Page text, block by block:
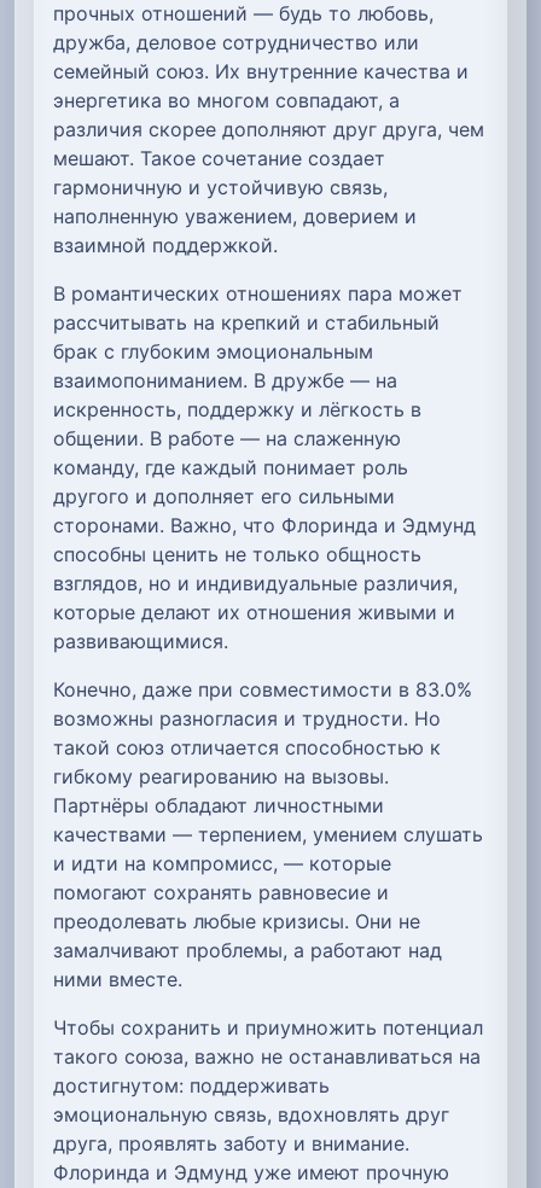
прочных отношений — будь то любовь,
дружба, деловое сотрудничество или
семейный союз. Их внутренние качества и
энергетика во многом совпадают, а
различия скорее дополняют друг друга, чем
мешают. Такое сочетание создает
гармоничную и устойчивую связь,
наполненную уважением, доверием и
взаимной поддержкой.
В романтических отношениях пара может
рассчитывать на крепкий и стабильный
брак с глубоким эмоциональным
взаимопониманием. В дружбе — на
искренность, поддержку и лёгкость в
общении. В работе — на слаженную
команду, где каждый понимает роль
другого и дополняет его сильными
сторонами. Важно, что Флоринда и Эдмунд
способны ценить не только общность
взглядов, но и индивидуальные различия,
которые делают их отношения живыми и
развивающимися.
Конечно, даже при совместимости в 83.0%
возможны разногласия и трудности. Но
такой союз отличается способностью к
гибкому реагированию на вызовы.
Партнёры обладают личностными
качествами — терпением, умением слушать
и идти на компромисс, — которые
помогают сохранять равновесие и
преодолевать любые кризисы. Они не
замалчивают проблемы, а работают над
ними вместе.
Чтобы сохранить и приумножить потенциал
такого союза, важно не останавливаться на
достигнутом: поддерживать
эмоциональную связь, вдохновлять друг
друга, проявлять заботу и внимание.
Флоринда и Эдмунд уже имеют прочную